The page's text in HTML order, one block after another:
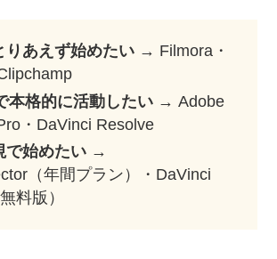
りあえず始めたい→ Filmora・
本格的に活動したい→ Adobe
・DaVinci Resolve
で始めたい→
（年間プラン）・DaVinci
料版）